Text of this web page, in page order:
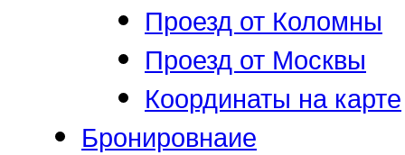
Проезд от Коломны
Проезд от Москвы
Координаты на карте
Бронировнаие